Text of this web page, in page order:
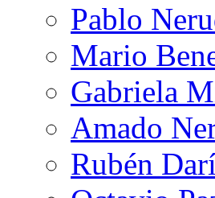
Pablo
Mario
Gabriela
Amado
Rubén